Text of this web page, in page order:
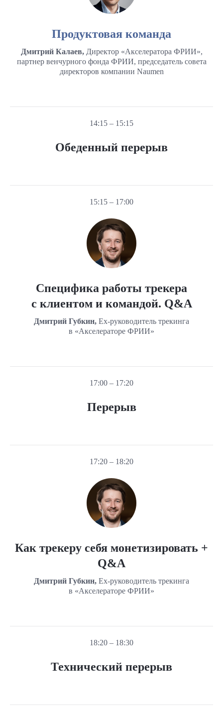
Продуктовая команда
Дмитрий Калаев,Директор «Акселератора ФРИИ»,
партнер венчурного фонда ФРИИ, председатель совета
директоров компании Naumen
14:15 – 15:15
Обеденный перерыв
15:15 – 17:00
Специфика работы трекера
с клиентом и командой. Q&A
Дмитрий Губкин, Ex-руководитель трекинга
в «Акселераторе ФРИИ»
17:00 – 17:20
Перерыв
17:20 – 18:20
Как трекеру себя монетизировать +
Q&A
Дмитрий Губкин, Ex-руководитель трекинга
в «Акселераторе ФРИИ»
18:20 – 18:30
Технический перерыв